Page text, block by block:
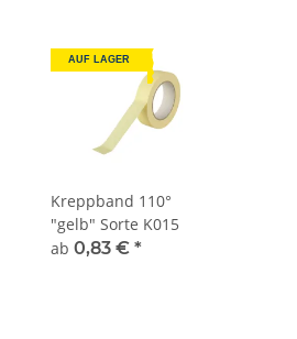
AUF LAGER
Kreppband 110°
"gelb" Sorte K015
ab 0,83 € *